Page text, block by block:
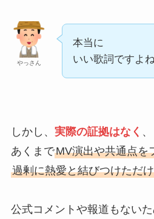
やっさん
本当に
いい歌詞ですよ
しかし、 実際の証拠はなく 、
あくまでMV演出や共通点を
過剰に熱愛と結びつけただけ
公式コメントや報道もないた